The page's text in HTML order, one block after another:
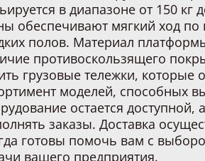
в диапазоне от 150 кг
обеспечивают мягкий ход по
полов. Материал
противоскользящего
грузовые тележки,
моделей, способных
остается
заказы. Доставка
готовы помочь вам с
вашего предприятия.